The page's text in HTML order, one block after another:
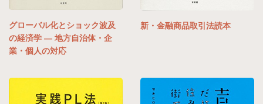
グローバル化とショック波及
の経済学 — 地方自治体・企
業・個人の対応
新・金融商品取引法読本